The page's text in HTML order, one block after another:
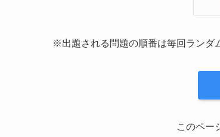
※出題される問題の順番は毎回ランダ
このペー